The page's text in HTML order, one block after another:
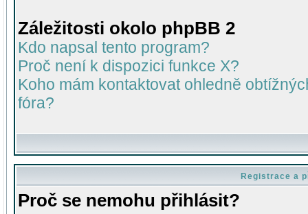
Záležitosti okolo phpBB 2
Kdo napsal tento program?
Proč není k dispozici funkce X?
Koho mám kontaktovat ohledně
fóra?
Registrace a
Proč se nemohu přihlásit?